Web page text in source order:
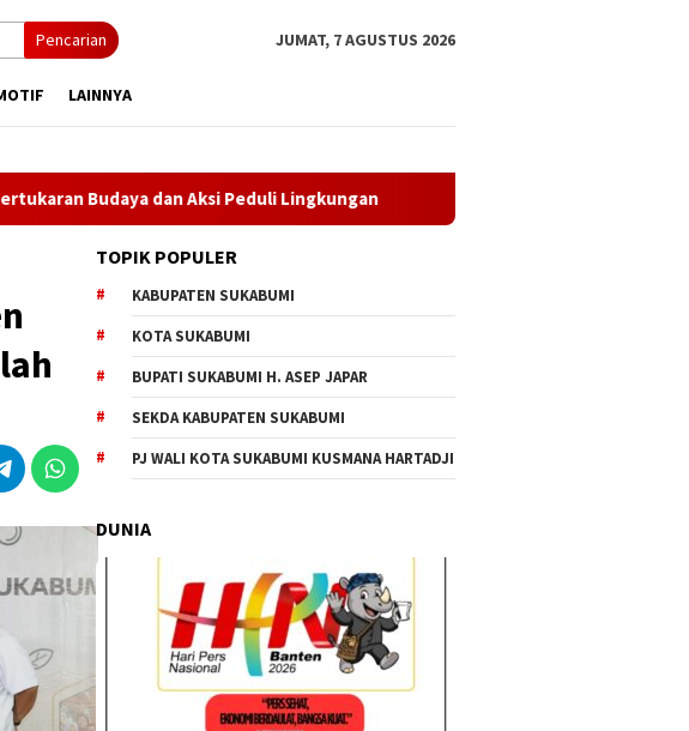
Pencarian JUMAT, 7 AGUSTUS 2026
LAINNYA
Aksi Peduli Lingkungan Museum Keramik dan Museum Prabu Siliwangi
TOPIK POPULER
KABUPATEN SUKABUMI
KOTA SUKABUMI
BUPATI SUKABUMI H. ASEP JAPAR
SEKDA KABUPATEN SUKABUMI
PJ WALI KOTA SUKABUMI KUSMANA HARTADJI
DUNIA